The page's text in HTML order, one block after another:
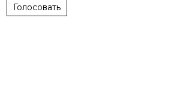
Голосовать